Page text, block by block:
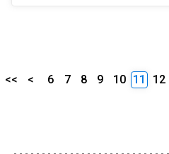
<< < 6 7 8 9 10 11 12